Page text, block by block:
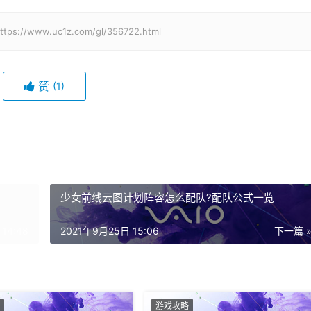
www.uc1z.com/gl/356722.html
赞 (1)
少女前线云图计划阵容怎么配队?配队公式一览
下一篇 »
2021年9月25日 15:06
游戏攻略